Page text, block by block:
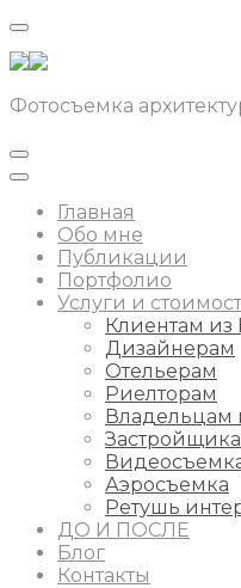
Фотосъемка
Главная
Обо мне
Публикации
Портфолио
Услуги и
Клиентам из
Дизайнерам
Отельерам
Риелторам
Владельцам
Аэросъемка
Ретушь
ДО И ПОСЛЕ
Блог
Контакты